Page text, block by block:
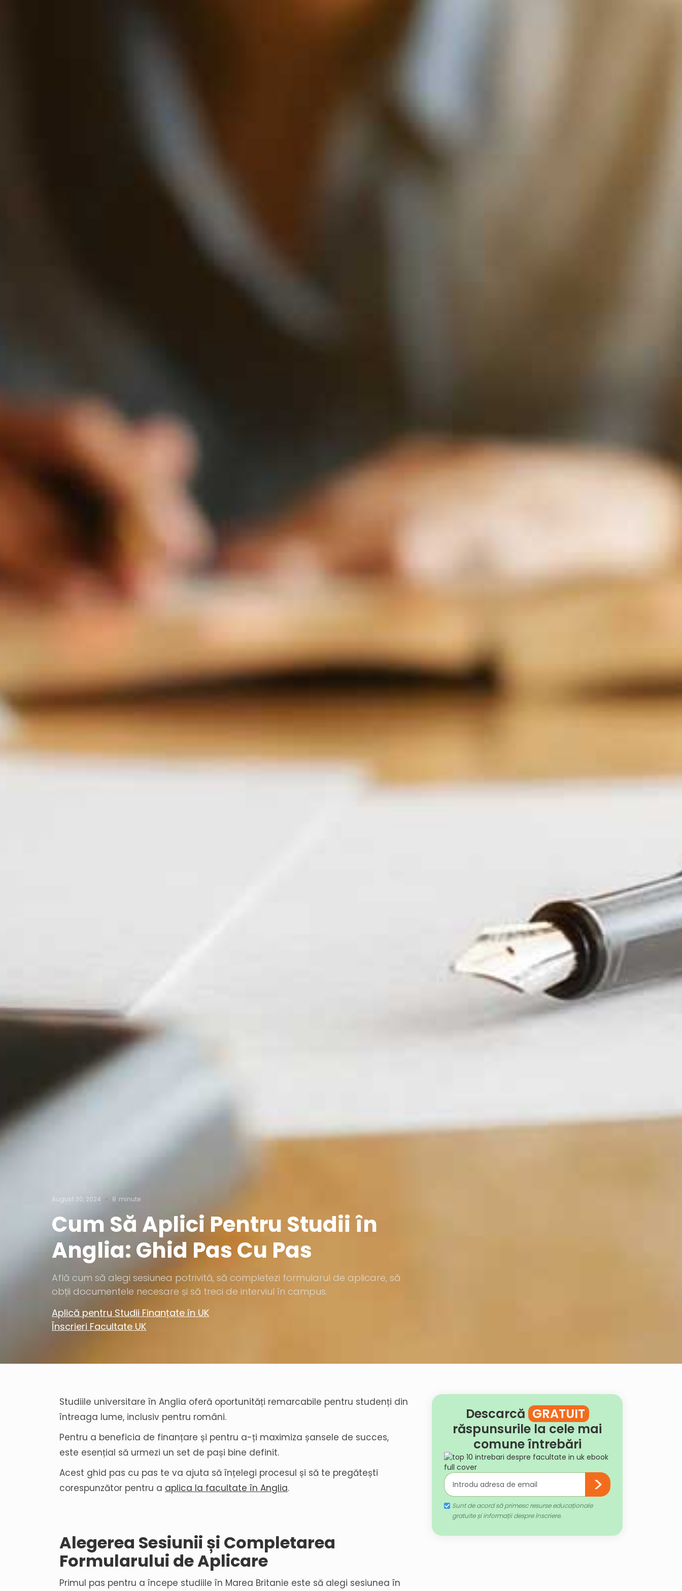
August 30, 2024 8 minute
Cum Să Aplici Pentru Studii în
Anglia: Ghid Pas Cu Pas
Află cum să alegi sesiunea potrivită, să completezi formularul de aplicare, să
obții documentele necesare și să treci de interviul în campus.
Aplică pentru Studii Finanțate în UK
Înscrieri Facultate UK
Studiile universitare în Anglia oferă oportunități remarcabile pentru studenți din
întreaga lume, inclusiv pentru români.
Pentru a beneficia de finanțare și pentru a-ți maximiza șansele de succes,
este esențial să urmezi un set de pași bine definit.
Acest ghid pas cu pas te va ajuta să înțelegi procesul și să te pregătești
corespunzător pentru a aplica la facultate în Anglia.
Descarcă GRATUIT
răspunsurile la cele mai
comune întrebări
Sunt de acord să primesc resurse educaționale
gratuite și informații despre înscriere.
Alegerea Sesiunii și Completarea
Formularului de Aplicare
Primul pas pentru a începe studiile în Marea Britanie este să alegi sesiunea în